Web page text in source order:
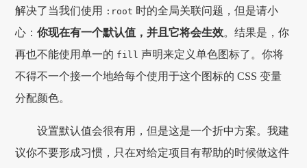
解决了当我们使用
:root 时的全局关联问题，但是请小
心：你现在有一个默认值，并且它将会生效。结果是，你
再也不能使用单一的 fill 声明来定义单色图标了。你将
不得不一个接一个地给每个使用于这个图标的 CSS 变量
分配颜色。
设置默认值会很有用，但是这是一个折中方案。我建
议你不要形成习惯，只在对给定项目有帮助的时候做这件